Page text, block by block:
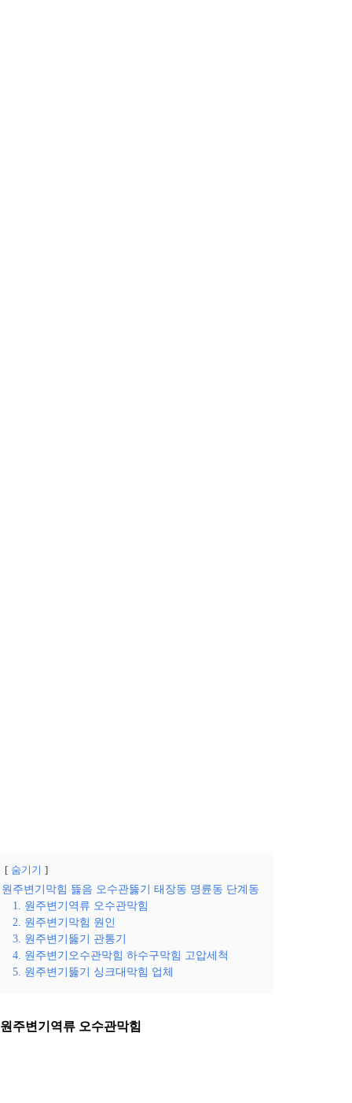
숨기기
원주변기막힘 뜷음 오수관뚫기 태장동 명륜동 단계동
1. 원주변기역류 오수관막힘
2. 원주변기막힘 원인
3. 원주변기뚫기 관통기
4. 원주변기오수관막힘 하수구막힘 고압세척
5. 원주변기뚫기 싱크대막힘 업체
주변기역류 오수관막힘